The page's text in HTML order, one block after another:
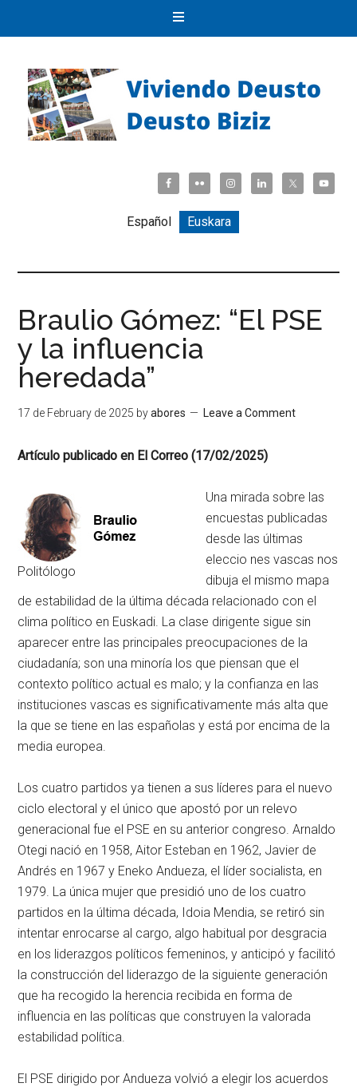
Español Euskara
Braulio Gómez: “El PSE
y la influencia
heredada”
17 de February de 2025 byabores Leave a Comment
Artículo publicado en El Correo (17/02/2025)
Politólogo
Una mirada sobre las
encuestas publicadas
desde las últimas
eleccio nes vascas nos
dibuja el mismo mapa
de estabilidad de la última década relacionado con el
clima político en Euskadi. La clase dirigente sigue sin
aparecer entre las principales preocupaciones de la
ciudadanía; son una minoría los que piensan que el
contexto político actual es malo; y la confianza en las
instituciones vascas es significativamente más alta que
la que se tiene en las españolas y está por encima de la
media europea.
Los cuatro partidos ya tienen a sus líderes para el nuevo
ciclo electoral y el único que apostó por un relevo
generacional fue el PSE en su anterior congreso. Arnaldo
Otegi nació en 1958, Aitor Esteban en 1962, Javier de
Andrés en 1967 y Eneko Andueza, el líder socialista, en
1979. La única mujer que presidió uno de los cuatro
partidos en la última década, Idoia Mendia, se retiró sin
intentar enrocarse al cargo, algo habitual por desgracia
en los liderazgos políticos femeninos, y anticipó y facilitó
la construcción del liderazgo de la siguiente generación
que ha recogido la herencia recibida en forma de
influencia en las políticas que construyen la valorada
estabilidad política.
El PSE dirigido por Andueza volvió a elegir los acuerdos